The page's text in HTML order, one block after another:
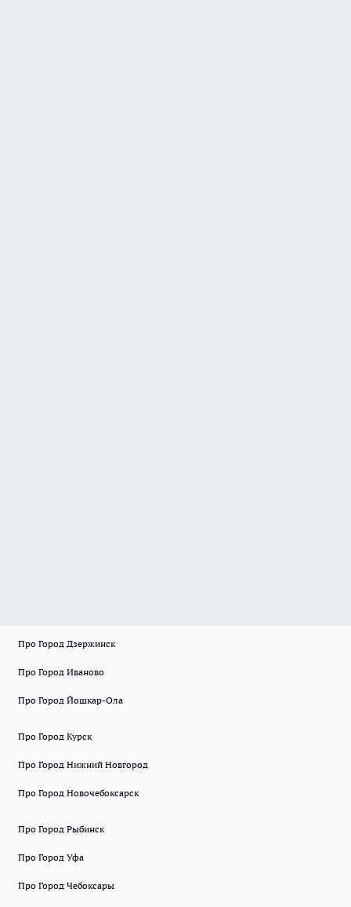
Про Город Дзержинск
Про Город Иваново
Про Город Йошкар-Ола
Про Город Курск
Про Город Нижний Новгород
Про Город Новочебоксарск
Про Город Рыбинск
Про Город Уфа
Про Город Чебоксары